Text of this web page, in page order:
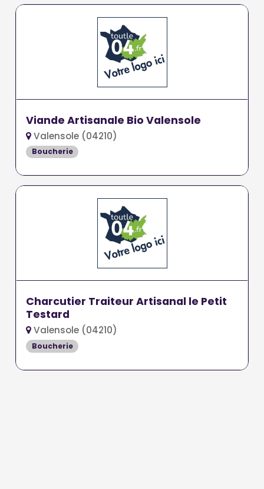
Viande Artisanale Bio Valensole
Valensole (04210)
Boucherie
Charcutier Traiteur Artisanal le Petit
Testard
Valensole (04210)
Boucherie